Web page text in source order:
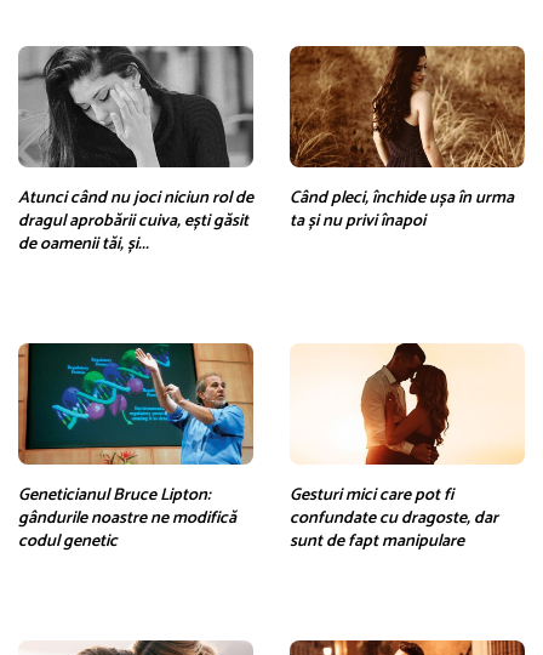
Atunci când nu joci niciun rol de
dragul aprobării cuiva, ești găsit
de oamenii tăi, și...
Când pleci, închide ușa în urma
ta și nu privi înapoi
Geneticianul Bruce Lipton:
gândurile noastre ne modifică
codul genetic
Gesturi mici care pot fi
confundate cu dragoste, dar
sunt de fapt manipulare